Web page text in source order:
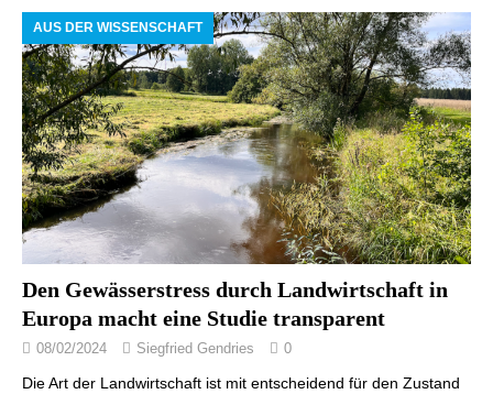
AUS DER WISSENSCHAFT
Den Gewässerstress durch Landwirtschaft in
Europa macht eine Studie transparent
08/02/2024 Siegfried Gendries 0
Die Art der Landwirtschaft ist mit entscheidend für den Zustand